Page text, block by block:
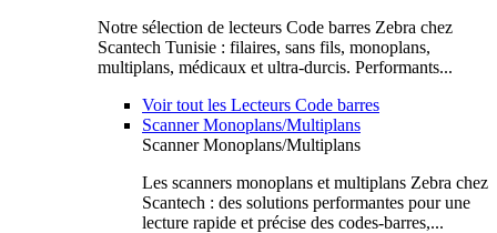
Notre sélection de lecteurs Code barres Zebra chez
Scantech Tunisie : filaires, sans fils, monoplans,
multiplans, médicaux et ultra-durcis. Performants...
Voir tout les Lecteurs Code barres
Scanner Monoplans/Multiplans
Scanner Monoplans/Multiplans
Les scanners monoplans et multiplans Zebra chez
Scantech : des solutions performantes pour une
lecture rapide et précise des codes-barres,...